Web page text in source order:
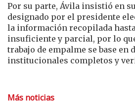
Por su parte, Ávila insistió en
designado por el presidente
la información recopilada
insuficiente y parcial, por lo
trabajo de empalme se base en
institucionales completos y
Más noticias